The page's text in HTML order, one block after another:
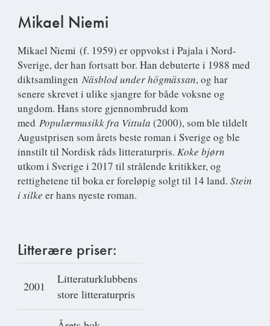
Mikael Niemi
Mikael Niemi (f. 1959) er oppvokst i Pajala i Nord-
Sverige, der han fortsatt bor. Han debuterte i 1988 med
diktsamlingen Näsblod under högmässan, og har
senere skrevet i ulike sjangre for både voksne og
ungdom. Hans store gjennombrudd kom
med Populærmusikk fra Vittula (2000), som ble tildelt
Augustprisen som årets beste roman i Sverige og ble
innstilt til Nordisk råds litteraturpris. Koke bjørn
utkom i Sverige i 2017 til strålende kritikker, og
rettighetene til boka er foreløpig solgt til 14 land. Stein
i silke er hans nyeste roman.
Litterære priser:
2001
Litteraturklubbens
store litteraturpris